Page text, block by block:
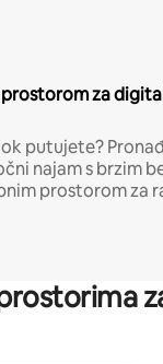
za
putujete?
najam s brzim
prostorom za